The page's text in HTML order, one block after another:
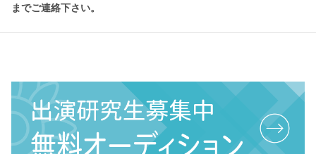
までご連絡下さい。